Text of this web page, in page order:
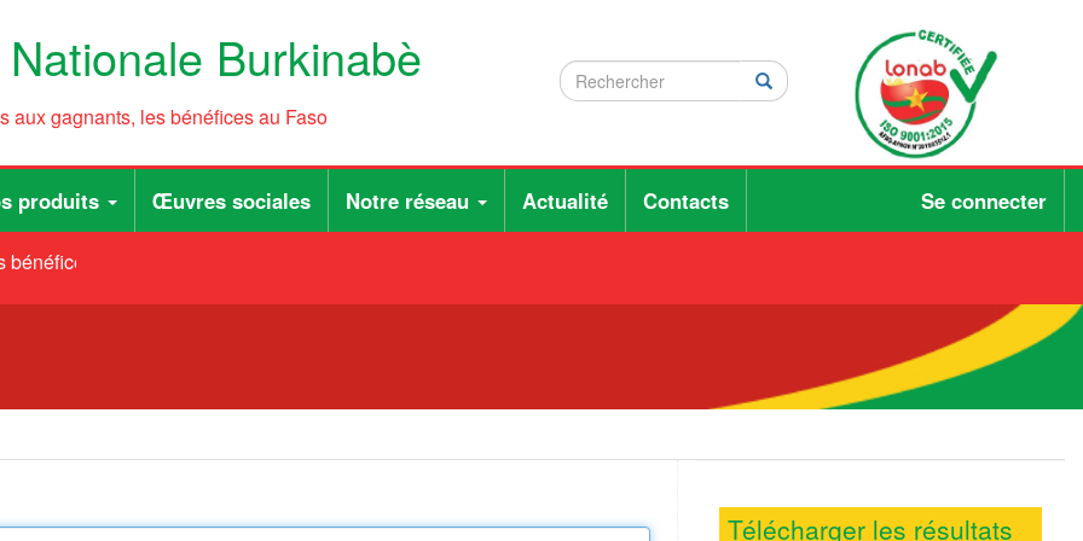
Burkinabè
aux gagnants, les bénéfices au Faso Rechercher
Rechercher Rechercher
produits Œuvres sociales Notre réseau Actualité Contacts Se connecter
au Faso
Télécharger les résultats